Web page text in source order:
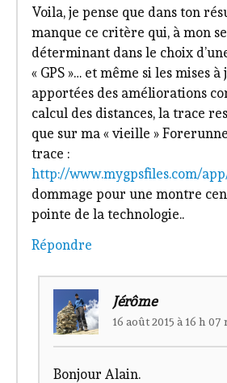
Voila, je pense que dans ton
manque ce critère qui, à mon
déterminant dans le choix
« GPS »… et même si les mises
apportées des améliorations
calcul des distances, la trace
que sur ma « vieille »
trace :
http://www.mygpsfiles.com/
dommage pour une montre
pointe de la technologie..
Répondre
Jérôme
16 août 2015 à 16 h 07
Bonjour Alain.